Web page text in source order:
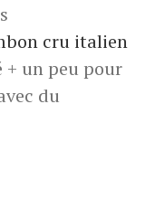
cru italien
+ un peu pour
du